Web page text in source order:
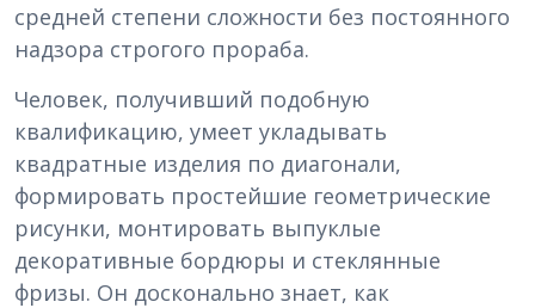
средней степени сложности без постоянного
надзора строгого прораба.
Человек, получивший подобную
квалификацию, умеет укладывать
квадратные изделия по диагонали,
формировать простейшие геометрические
рисунки, монтировать выпуклые
декоративные бордюры и стеклянные
фризы. Он досконально знает, как